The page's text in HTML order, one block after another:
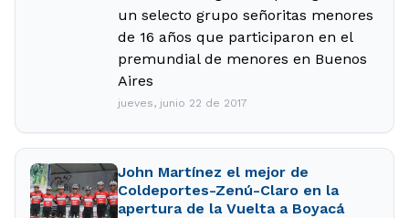
un selecto grupo señoritas menores
de 16 años que participaron en el
premundial de menores en Buenos
Aires
jueves, junio 22 de 2017
John Martínez el mejor de
Coldeportes-Zenú-Claro en la
apertura de la Vuelta a Boyacá